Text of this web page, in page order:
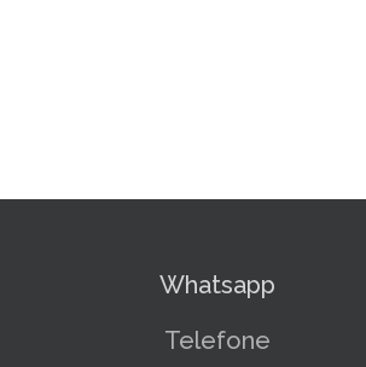
Whatsapp
Telefone